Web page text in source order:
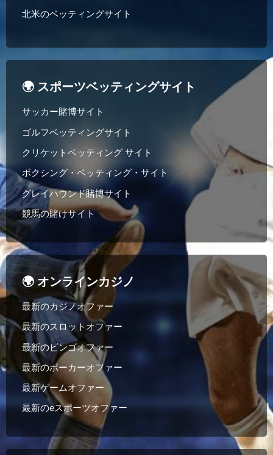
北米のベッティングサイト
🌍 スポーツベッティングサイト
サッカー賭博サイト
ゴルフベッティングサイト
クリケットベッティング サイト
ボクシング・ベッティング・サイト
グレイハウンド賭博サイト
競馬の賭けサイト
🌍 オンラインカジノ
最新のカジノオファー
最新のスロットオファー
最新のビンゴオファー
最新のポーカーオファー
最新ゲームオファー
最新のeスポーツオファー